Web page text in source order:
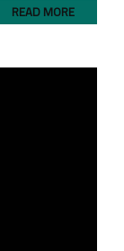
READ MORE